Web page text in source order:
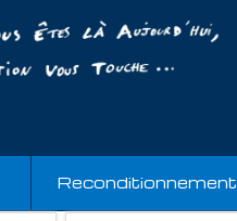
Reconditionnement